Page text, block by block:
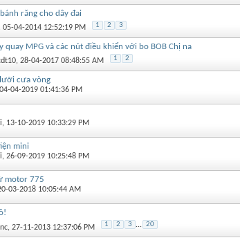
răng cho dây đai
‎, 05-04-2014 12:52:19 PM 1 2 3
quay MPG và các nút điều khiển với bo BOB Chị na
‎, 28-04-2017 08:48:55 AM 1 2
cưa vòng
04-2019 01:41:36 PM
‎, 13-10-2019 10:33:29 PM
mini
‎, 26-09-2019 10:25:48 PM
motor 775
03-2018 10:05:44 AM
‎, 27-11-2013 12:37:06 PM 1 2 3 ... 20